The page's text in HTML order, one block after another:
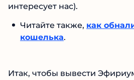
интересует нас).
Читайте также, как
кошелька.
Итак, чтобы вывести